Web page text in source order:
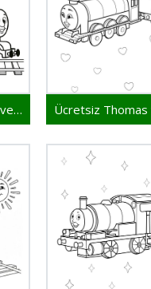
Ücretsiz Thomas ve Arkadaşları Yazdırılabilir